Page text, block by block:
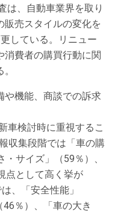
は、自動車業界を取り
販売スタイルの変化を
している。リニュー
消費者の購買行動に関
や機能、商談での訴求
車検討時に重視するこ
収集段階では「車の購
サイズ」（59％）、
点として高く挙が
、「安全性能」
46％）、「車の大き